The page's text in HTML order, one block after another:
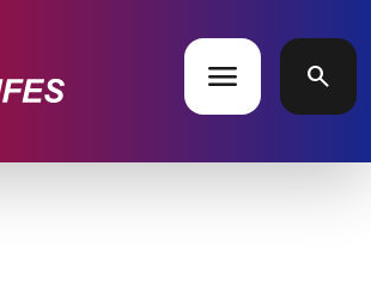
menu search